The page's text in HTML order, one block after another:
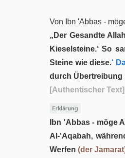
Von Ibn 'Abbas -
„Der Gesandte
Kieselsteine.‘ So
Steine wie diese.‘
durch Übertreibung
[Authentischer Text]
Erklärung
Ibn 'Abbas - möge
Al-'Aqabah,
Werfen(der